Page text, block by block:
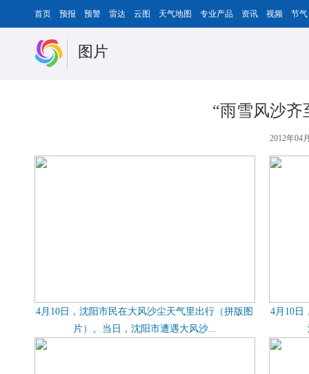
首页 预报 预警 雷达 云图 天气地图 专业产品 资讯 视频 节气
图片
“雨雪风沙
2012年04
4月10日，沈阳市民在大风沙尘天气里出行（拼版图
片）。当日，沈阳市遭遇大风沙...
4月10日